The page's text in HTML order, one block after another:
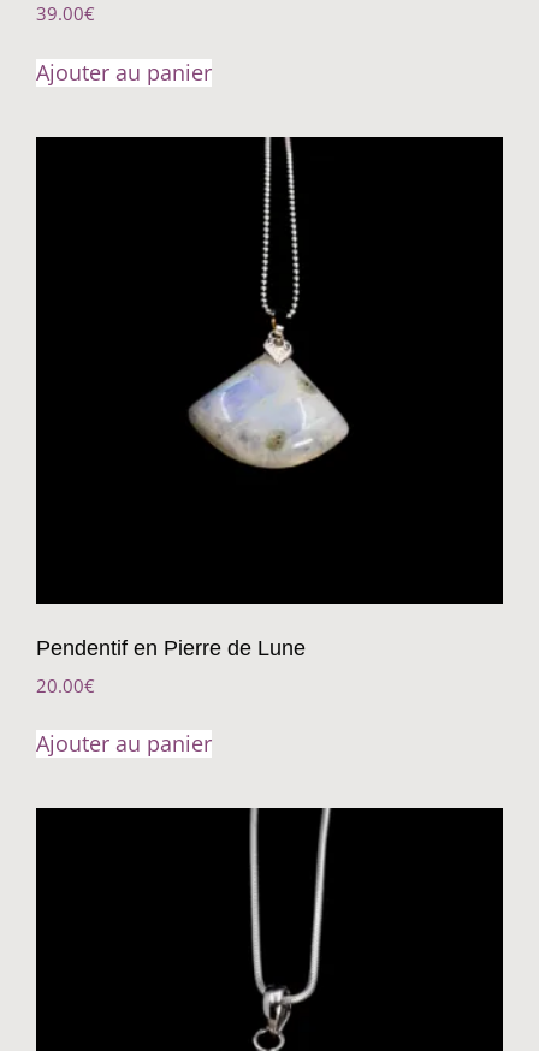
39.00€
Ajouter au panier
Pendentif en Pierre de Lune
20.00€
Ajouter au panier